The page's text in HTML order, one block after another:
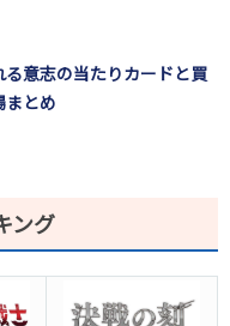
る意志の当たりカードと買
まとめ
ング